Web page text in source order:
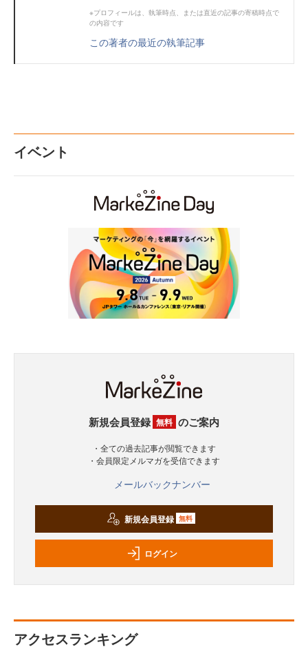
※プロフィールは、執筆時点、または直近の記事の寄稿時点で
の内容です
この著者の最近の執筆記事
イベント
新規会員登録 無料 のご案内
・全ての過去記事が閲覧できます
・会員限定メルマガを受信できます
メールバックナンバー
新規会員登録 無料
ログイン
アクセスランキング